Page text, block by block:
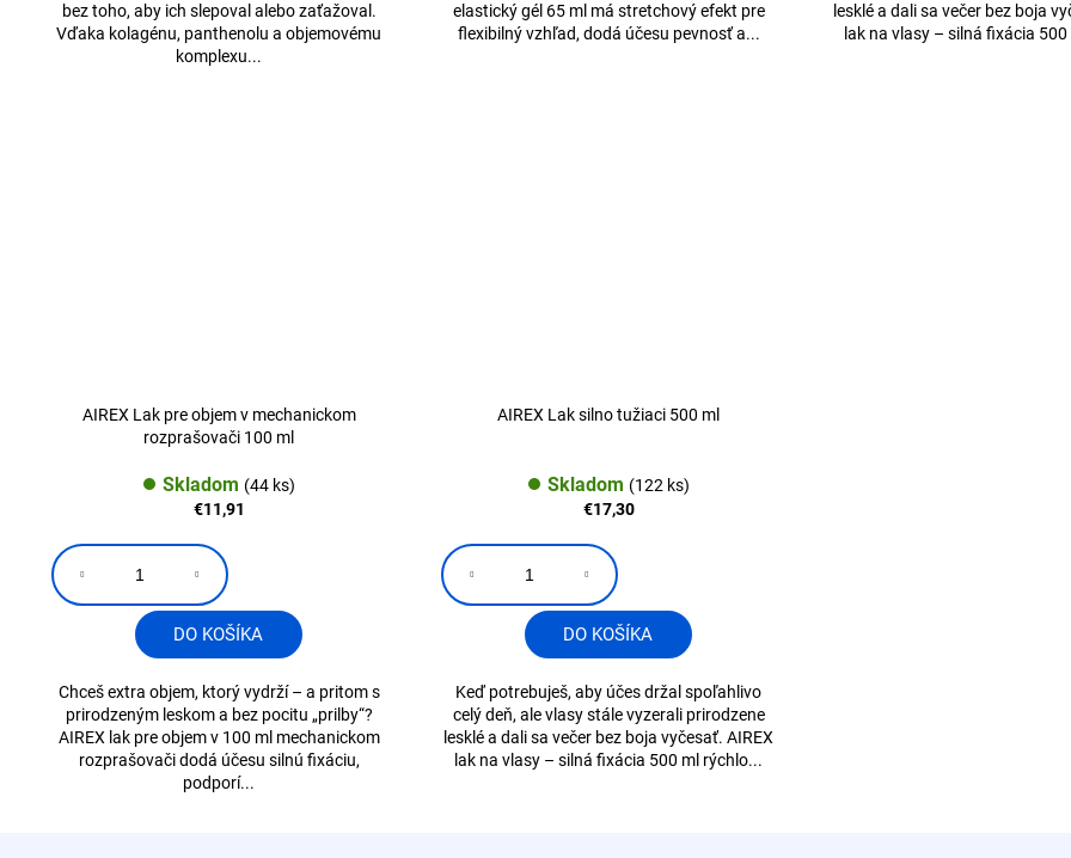
bez toho, aby ich slepoval alebo zaťažoval.
Vďaka kolagénu, panthenolu a objemovému
komplexu...
elastický gél 65 ml má stretchový efekt pre
flexibilný vzhľad, dodá účesu pevnosť a...
lesklé a dali sa večer bez boja
lak na vlasy – silná fixácia
AIREX Lak pre objem v mechanickom
rozprašovači 100 ml
Skladom (44 ks)
€11,91
DO KOŠÍKA
Chceš extra objem, ktorý vydrží – a pritom s
prirodzeným leskom a bez pocitu „prilby“?
AIREX lak pre objem v 100 ml mechanickom
rozprašovači dodá účesu silnú fixáciu,
podporí...
AIREX Lak silno tužiaci 500 ml
Skladom (122 ks)
€17,30
DO KOŠÍKA
Keď potrebuješ, aby účes držal spoľahlivo
celý deň, ale vlasy stále vyzerali prirodzene
lesklé a dali sa večer bez boja vyčesať. AIREX
lak na vlasy – silná fixácia 500 ml rýchlo...